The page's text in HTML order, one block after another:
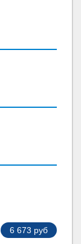
6 673 руб